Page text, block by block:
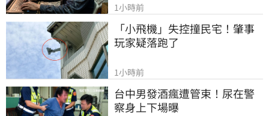
1小時前
「小飛機」失控撞民宅！肇事
玩家疑落跑了
1小時前
台中男發酒瘋遭管束！尿在警
察身上下場曝